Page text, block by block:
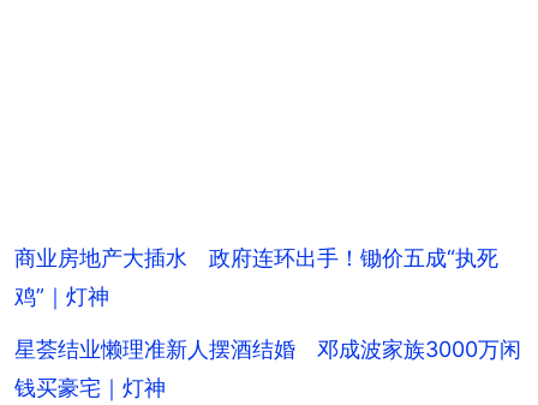
商业房地产大插水 政府连环出手！锄价五成“执死
鸡”｜灯神
星荟结业懒理准新人摆酒结婚 邓成波家族3000万闲
钱买豪宅｜灯神